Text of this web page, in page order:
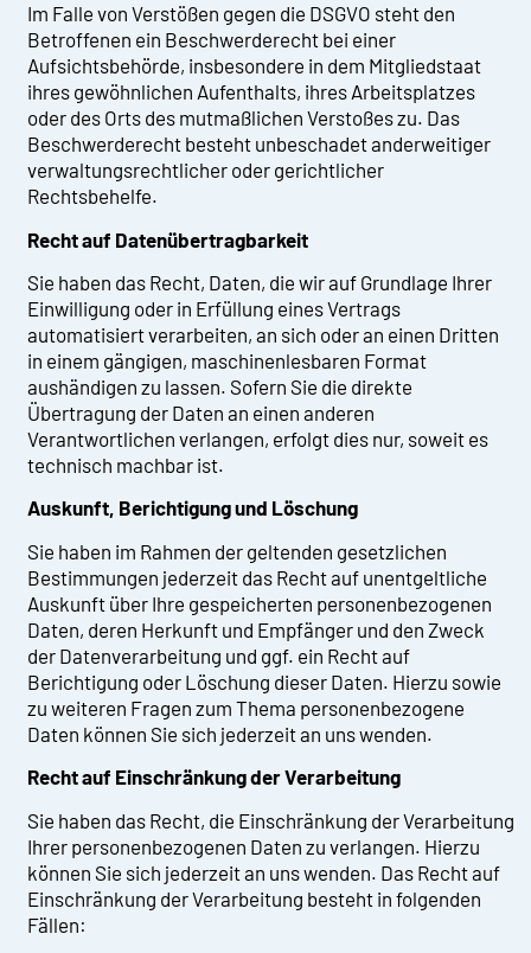
Im Falle von Verstößen gegen die DSGVO steht den
Betroffenen ein Beschwerderecht bei einer
Aufsichtsbehörde, insbesondere in dem Mitgliedstaat
ihres gewöhnlichen Aufenthalts, ihres Arbeitsplatzes
oder des Orts des mutmaßlichen Verstoßes zu. Das
Beschwerderecht besteht unbeschadet anderweitiger
verwaltungsrechtlicher oder gerichtlicher
Rechtsbehelfe.
Recht auf Daten­übertrag­barkeit
Sie haben das Recht, Daten, die wir auf Grundlage Ihrer
Einwilligung oder in Erfüllung eines Vertrags
automatisiert verarbeiten, an sich oder an einen Dritten
in einem gängigen, maschinenlesbaren Format
aushändigen zu lassen. Sofern Sie die direkte
Übertragung der Daten an einen anderen
Verantwortlichen verlangen, erfolgt dies nur, soweit es
technisch machbar ist.
Auskunft, Berichtigung und Löschung
Sie haben im Rahmen der geltenden gesetzlichen
Bestimmungen jederzeit das Recht auf unentgeltliche
Auskunft über Ihre gespeicherten personenbezogenen
Daten, deren Herkunft und Empfänger und den Zweck
der Datenverarbeitung und ggf. ein Recht auf
Berichtigung oder Löschung dieser Daten. Hierzu sowie
zu weiteren Fragen zum Thema personenbezogene
Daten können Sie sich jederzeit an uns wenden.
Recht auf Einschränkung der Verarbeitung
Sie haben das Recht, die Einschränkung der Verarbeitung
Ihrer personenbezogenen Daten zu verlangen. Hierzu
können Sie sich jederzeit an uns wenden. Das Recht auf
Einschränkung der Verarbeitung besteht in folgenden
Fällen: